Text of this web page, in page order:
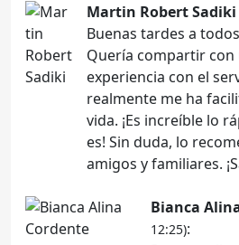
Martin Robert Sadiki
Buenas tardes a
Quería compartir con
experiencia con el
realmente me ha
vida. ¡Es increíble lo
es! Sin duda, lo
amigos y familiares.
Bianca
12:25):